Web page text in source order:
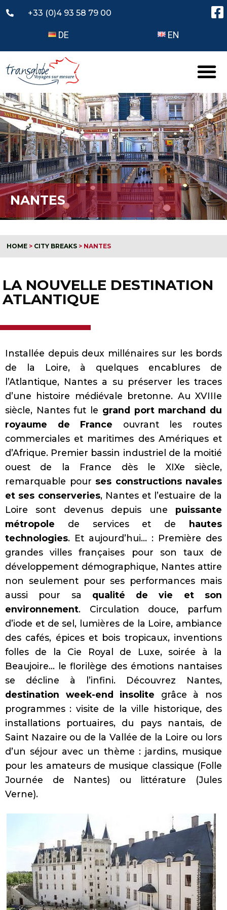
+33 (0)4 93 58 79 00
DE EN
NANTES
HOME > CITY BREAKS > NANTES
LA NOUVELLE DESTINATION
ATLANTIQUE
Installée depuis deux millénaires sur les bords
de la Loire, à quelques encablures de
l’Atlantique, Nantes a su préserver les traces
d’une histoire médiévale bretonne. Au XVIIIe
siècle, Nantes fut le grand port marchand du
royaume de France ouvrant les routes
commerciales et maritimes des Amériques et
d’Afrique. Premier bassin industriel de la moitié
ouest de la France dès le XIXe siècle,
remarquable pour ses constructions navales
et ses conserveries, Nantes et l’estuaire de la
Loire sont devenus depuis une puissante
métropole de services et de hautes
technologies. Et aujourd’hui… : Première des
grandes villes françaises pour son taux de
développement démographique, Nantes attire
non seulement pour ses performances mais
aussi pour sa qualité de vie et son
environnement. Circulation douce, parfum
d’iode et de sel, lumières de la Loire, ambiance
des cafés, épices et bois tropicaux, inventions
folles de la Cie Royal de Luxe, soirée à la
Beaujoire… le florilège des émotions nantaises
se décline à l’infini. Découvrez Nantes,
destination week-end insolite grâce à nos
programmes : visite de la ville historique, des
installations portuaires, du pays nantais, de
Saint Nazaire ou de la Vallée de la Loire ou lors
d’un séjour avec un thème : jardins, musique
pour les amateurs de musique classique (Folle
Journée de Nantes) ou littérature (Jules
Verne).